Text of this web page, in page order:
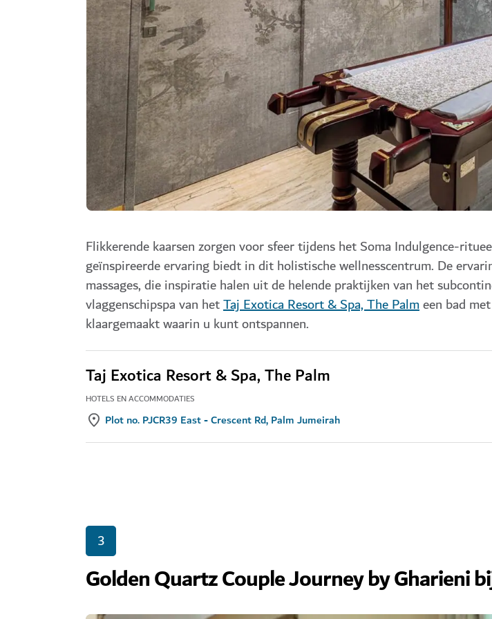
Flikkerende kaarsen zorgen voor sfeer tijdens het Soma Indulgence-
geïnspireerde ervaring biedt in dit holistische wellnesscentrum. De
massages, die inspiratie halen uit de helende praktijken van het
vlaggenschipspa van hetTaj Exotica Resort & Spa, The Palmeen bad
klaargemaakt waarin u kunt ontspannen.
Taj Exotica Resort & Spa, The Palm
HOTELS EN ACCOMMODATIES
Plot no. PJCR39 East - Crescent Rd, Palm Jumeirah
3
Golden Quartz Couple Journey by Gharieni